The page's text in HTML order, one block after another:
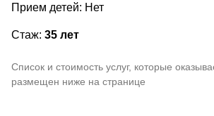
Прием детей: Нет
Стаж: 35 лет
Список и стоимость услуг, которые
размещен ниже на странице